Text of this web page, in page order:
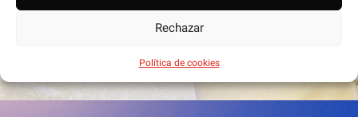
Rechazar
Política de cookies